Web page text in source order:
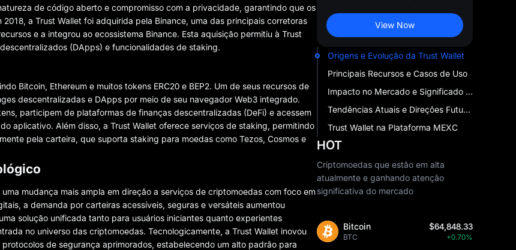
de código aberto e compromisso com a privacidade, garantindo que os
a Trust Wallet foi adquirida pela Binance, uma das principais corretoras
e a integrou ao ecossistema Binance. Esta aquisição permitiu à Trust
(DApps) e funcionalidades de staking.
Bitcoin, Ethereum e muitos tokens ERC20 e BEP2. Um de seus recursos de
descentralizadas e DApps por meio de seu navegador Web3 integrado.
participem de plataformas de finanças descentralizadas (DeFi) e acessem
aplicativo. Além disso, a Trust Wallet oferece serviços de staking, permitindo
pela carteira, que suporta staking para moedas como Tezos, Cosmos e
mudança mais ampla em direção a serviços de criptomoedas com foco em
a demanda por carteiras acessíveis, seguras e versáteis aumentou
solução unificada tanto para usuários iniciantes quanto experientes
no universo das criptomoedas. Tecnologicamente, a Trust Wallet inovou
de segurança aprimorados, estabelecendo um alto padrão para
View Now
Origens e Evolução da Trust Wallet
Principais Recursos e Casos de Uso
Impacto no Mercado e Significado Tecnológico
Tendências Atuais e Direções Futuras
Trust Wallet na Plataforma MEXC
HOT
Criptomoedas que estão em alta
atualmente e ganhando atenção
significativa do mercado
Bitcoin
BTC
$64,848.33
+0.70%